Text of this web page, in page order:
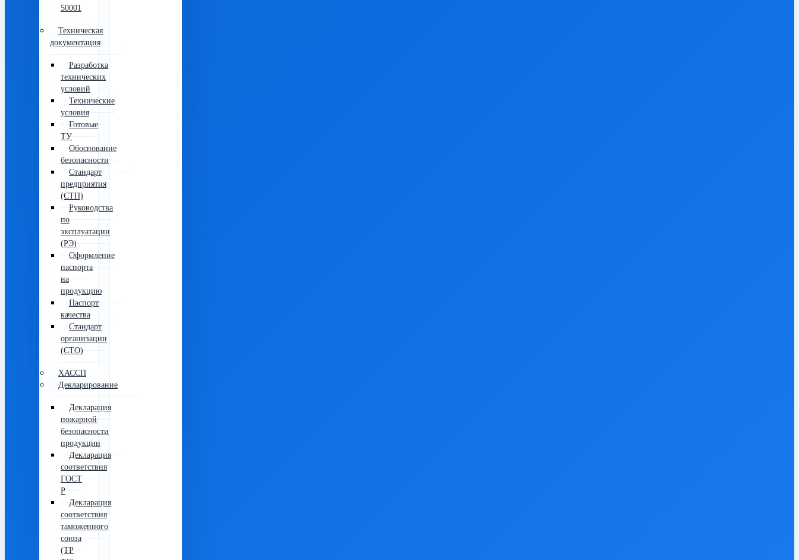
50001
Техническая
документация
Разработка
технических
условий
Технические
условия
Готовые
ТУ
Обоснование
безопасности
Стандарт
предприятия
(СТП)
Руководства
по
эксплуатации
(РЭ)
Оформление
паспорта
на
продукцию
Паспорт
качества
Стандарт
организации
(СТО)
ХАССП
Декларирование
Декларация
пожарной
безопасности
продукции
Декларация
соответствия
ГОСТ
Р
Декларация
соответствия
таможенного
союза
(ТР